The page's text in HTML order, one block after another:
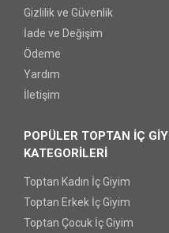
Gizlilik ve Güvenlik
İade ve Değişim
Ödeme
Yardım
İletişim
POPÜLER TOPTAN İÇ
KATEGORİLERİ
Toptan Kadın İç Giyim
Toptan Erkek İç Giyim
Toptan Çocuk İç Giyim